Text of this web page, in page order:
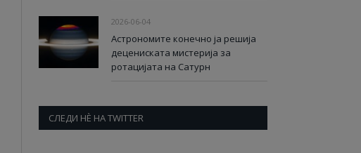
2026-06-04
Астрономите конечно ја решија
децениската мистерија за
ротацијата на Сатурн
СЛЕДИ НÈ НА TWITTER